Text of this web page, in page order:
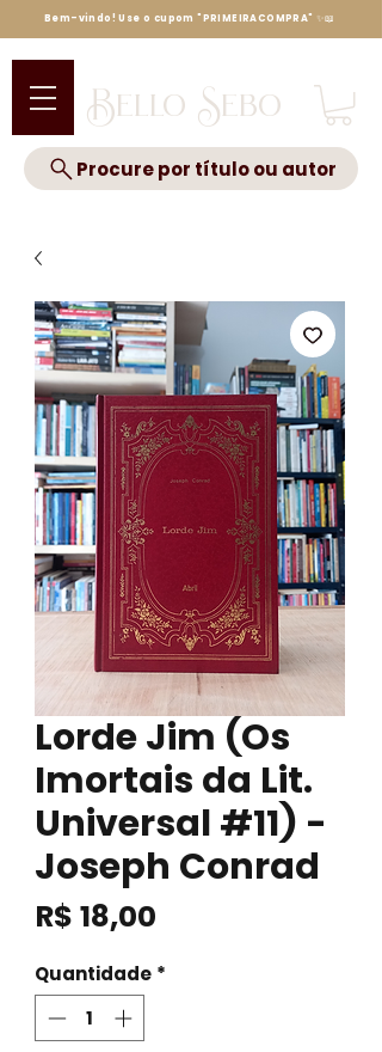
Bello Sebo
Procure por título ou autor
Bem-vindo! Use o cupom "PRIMEIRACOMPRA" ✨📖
Lorde Jim (Os
Imortais da Lit.
Universal #11) -
Joseph Conrad
R$ 18,00
Quantidade *